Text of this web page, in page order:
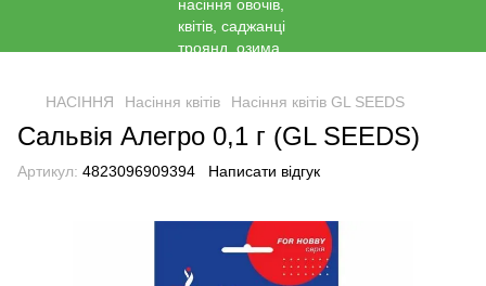
НАСІННЯ Насіння квітів Насіння квітів GL SEEDS
Сальвія Алегро 0,1 г (GL SEEDS)
Артикул: 4823096909394 Написати відгук